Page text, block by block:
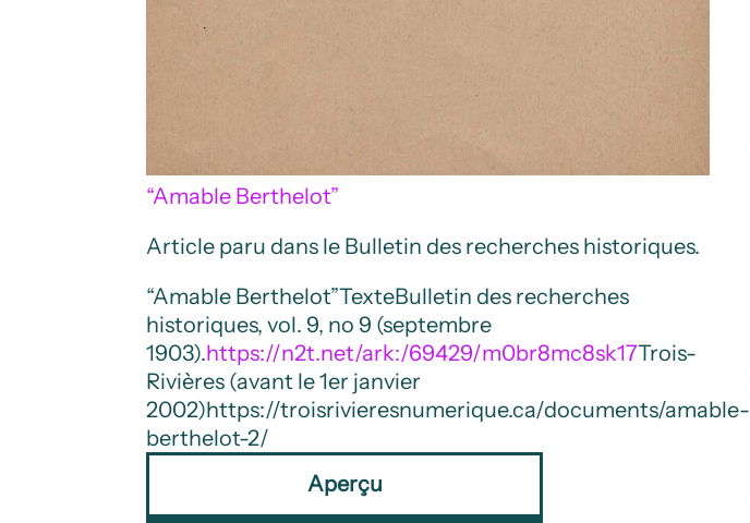
“Amable Berthelot”
Article paru dans le Bulletin des recherches historiques.
“Amable Berthelot”TexteBulletin des recherches
historiques, vol. 9, no 9 (septembre
1903).https://n2t.net/ark:/69429/m0br8mc8sk17Trois-
Rivières (avant le 1er janvier
2002)https://troisrivieresnumerique.ca/documents/amable-
berthelot-2/
Aperçu